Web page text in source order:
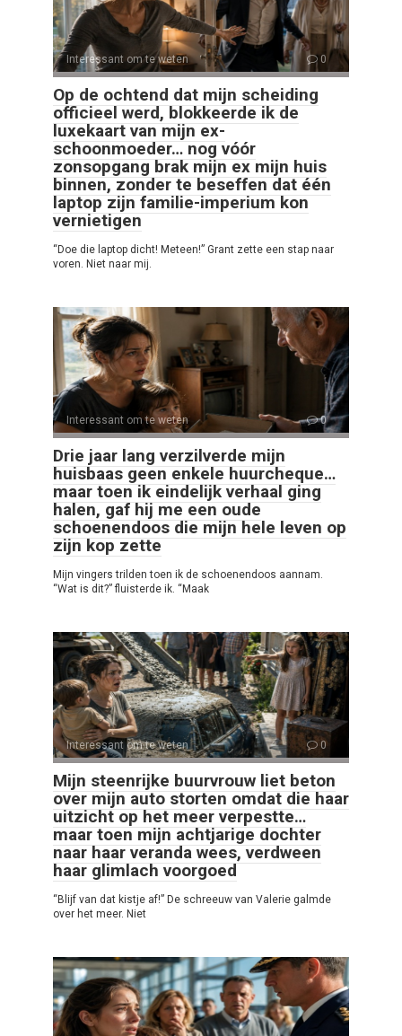
Interessant om te weten 0
Op de ochtend dat mijn scheiding
officieel werd, blokkeerde ik de
luxekaart van mijn ex-
schoonmoeder… nog vóór
zonsopgang brak mijn ex mijn huis
binnen, zonder te beseffen dat één
laptop zijn familie-imperium kon
vernietigen
“Doe die laptop dicht! Meteen!” Grant zette een stap naar
voren. Niet naar mij.
Interessant om te weten 0
Drie jaar lang verzilverde mijn
huisbaas geen enkele huurcheque…
maar toen ik eindelijk verhaal ging
halen, gaf hij me een oude
schoenendoos die mijn hele leven op
zijn kop zette
Mijn vingers trilden toen ik de schoenendoos aannam.
“Wat is dit?” fluisterde ik. “Maak
Interessant om te weten 0
Mijn steenrijke buurvrouw liet beton
over mijn auto storten omdat die haar
uitzicht op het meer verpestte…
maar toen mijn achtjarige dochter
naar haar veranda wees, verdween
haar glimlach voorgoed
“Blijf van dat kistje af!” De schreeuw van Valerie galmde
over het meer. Niet